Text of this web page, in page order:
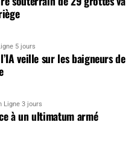
5 jours
veille sur les baigneurs de
Ligne 3 jours
à un ultimatum armé